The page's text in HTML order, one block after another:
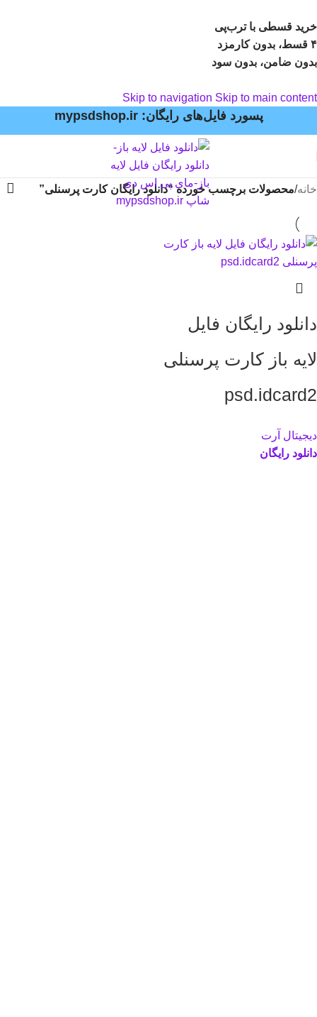
خرید قسطی با ترب‌پی
۴ قسط، بدون کارمزد
بدون ضامن، بدون سود
Skip to navigation Skip to main content
پسورد فایل‌های رایگان: mypsdshop.ir
خانه/محصولات برچسب خورده “دانلود رایگان کارت پرسنلی”
دانلود رایگان فایل
لایه باز کارت پرسنلی
psd.idcard2
دیجیتال آرت
دانلود رایگان